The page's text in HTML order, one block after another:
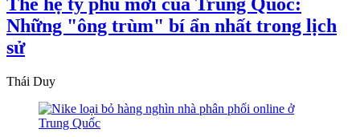
Những "ông trùm" bí ẩn nhất trong lịch
sử
Thái Duy